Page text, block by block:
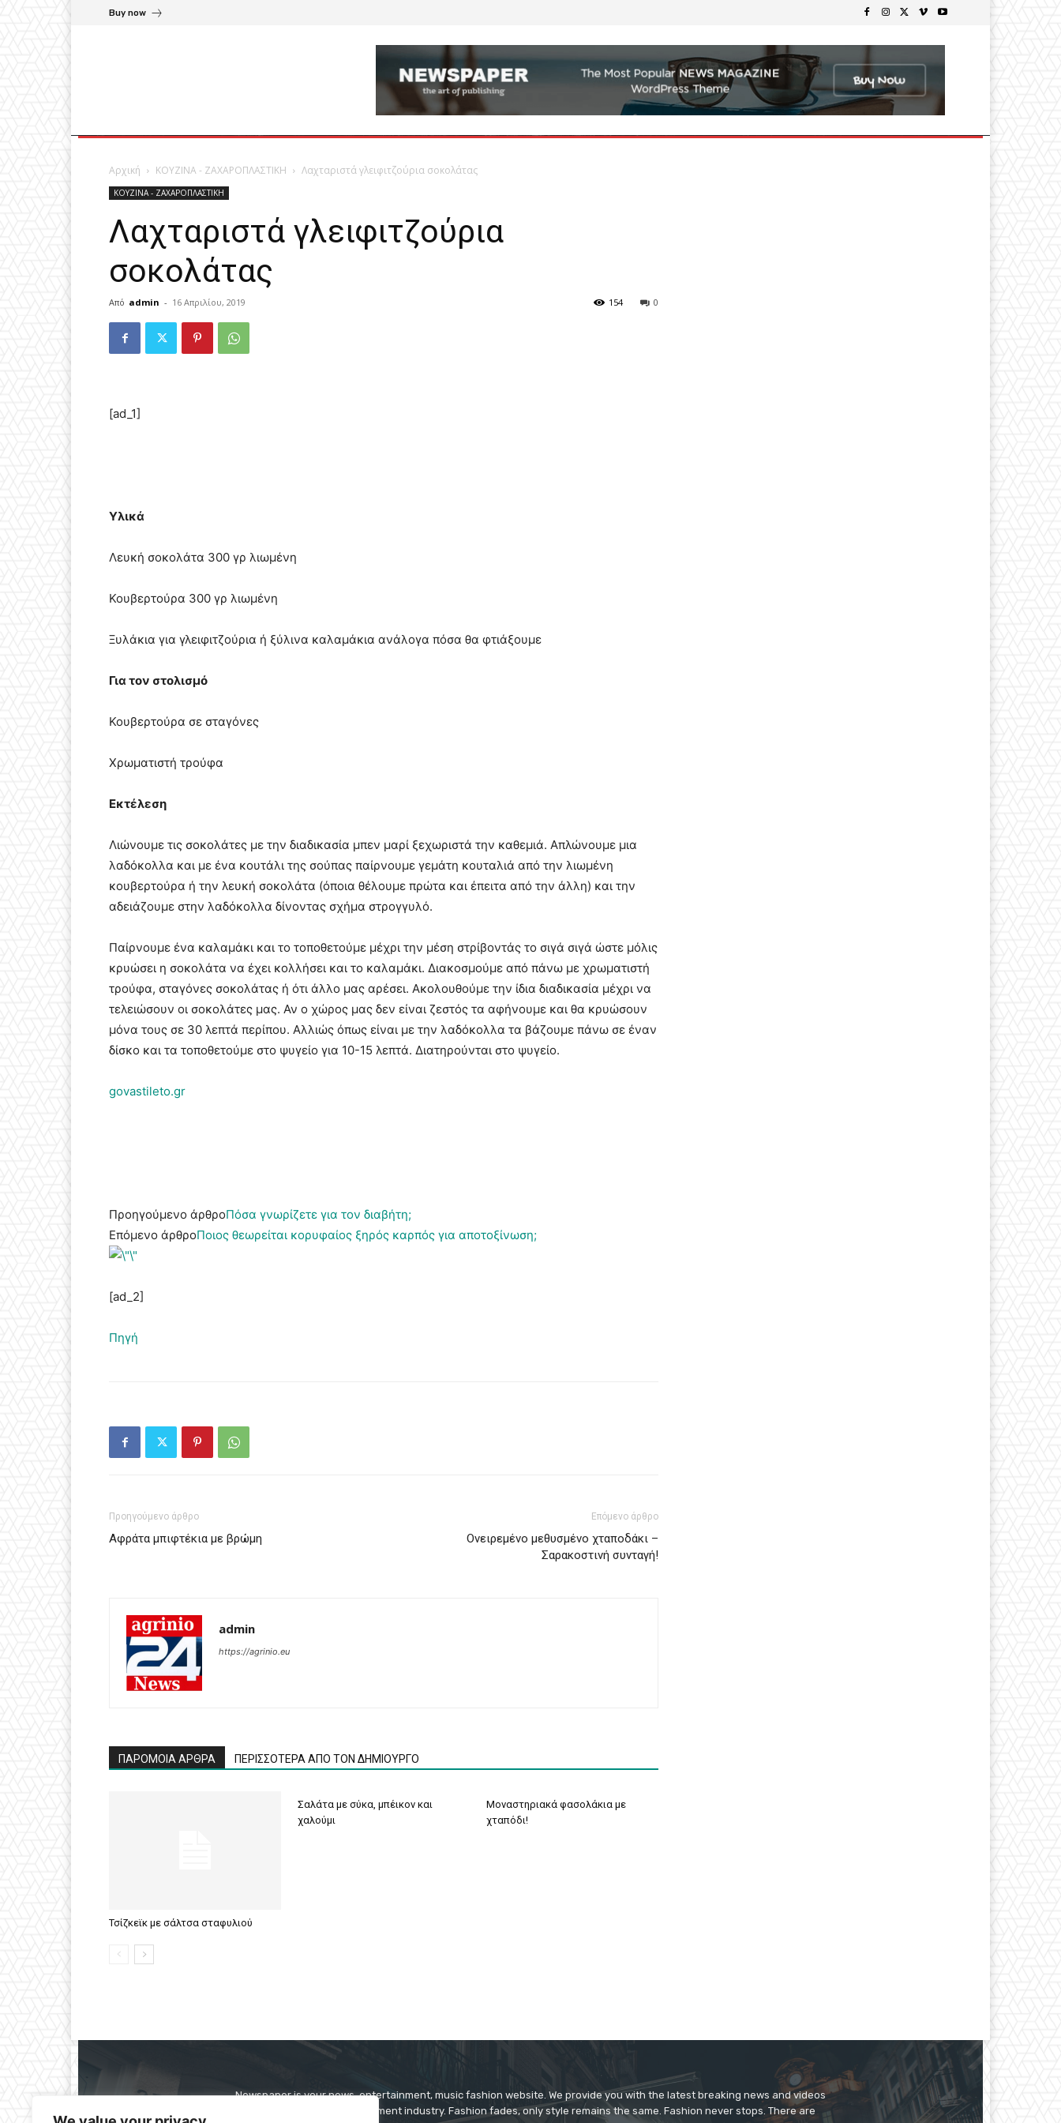
Buy now
Αρχική ΚΟΥΖΙΝΑ - ΖΑΧΑΡΟΠΛΑΣΤΙΚΗ Λαχταριστά γλειφιτζούρια σοκολάτας
ΚΟΥΖΙΝΑ - ΖΑΧΑΡΟΠΛΑΣΤΙΚΗ
Λαχταριστά γλειφιτζούρια
σοκολάτας
Από admin - 16 Απριλίου, 2019 0
154
[ad_1]
Υλικά
Λευκή σοκολάτα 300 γρ λιωμένη
Κουβερτούρα 300 γρ λιωμένη
Ξυλάκια για γλειφιτζούρια ή ξύλινα καλαμάκια ανάλογα πόσα θα φτιάξουμε
Για τον στολισμό
Κουβερτούρα σε σταγόνες
Χρωματιστή τρούφα
Εκτέλεση
Λιώνουμε τις σοκολάτες με την διαδικασία μπεν μαρί ξεχωριστά την καθεμιά. Απλώνουμε μια
λαδόκολλα και με ένα κουτάλι της σούπας παίρνουμε γεμάτη κουταλιά από την λιωμένη
κουβερτούρα ή την λευκή σοκολάτα (όποια θέλουμε πρώτα και έπειτα από την άλλη) και την
αδειάζουμε στην λαδόκολλα δίνοντας σχήμα στρογγυλό.
Παίρνουμε ένα καλαμάκι και το τοποθετούμε μέχρι την μέση στρίβοντάς το σιγά σιγά ώστε μόλις
κρυώσει η σοκολάτα να έχει κολλήσει και το καλαμάκι. Διακοσμούμε από πάνω με χρωματιστή
τρούφα, σταγόνες σοκολάτας ή ότι άλλο μας αρέσει. Ακολουθούμε την ίδια διαδικασία μέχρι να
τελειώσουν οι σοκολάτες μας. Αν ο χώρος μας δεν είναι ζεστός τα αφήνουμε και θα κρυώσουν
μόνα τους σε 30 λεπτά περίπου. Αλλιώς όπως είναι με την λαδόκολλα τα βάζουμε πάνω σε έναν
δίσκο και τα τοποθετούμε στο ψυγείο για 10-15 λεπτά. Διατηρούνται στο ψυγείο.
govastileto.gr
Προηγούμενο άρθροΠόσα γνωρίζετε για τον διαβήτη;
Επόμενο άρθροΠοιος θεωρείται κορυφαίος ξηρός καρπός για αποτοξίνωση;
[ad_2]
Πηγή
Προηγούμενο άρθρο
Αφράτα μπιφτέκια με βρώμη
Επόμενο άρθρο
Ονειρεμένο μεθυσμένο χταποδάκι –
Σαρακοστινή συνταγή!
admin
https://agrinio.eu
ΠΑΡΟΜΟΙΑ ΑΡΘΡΑ ΠΕΡΙΣΣΟΤΕΡΑ ΑΠΟ ΤΟΝ ΔΗΜΙΟΥΡΓΟ
Τσίζκεϊκ με σάλτσα σταφυλιού
Σαλάτα με σύκα, μπέικον και
χαλούμι
Μοναστηριακά φασολάκια με
χταπόδι!
Newspaper is your news, entertainment, music fashion website. We provide you with the latest breaking news and videos
straight from the entertainment industry. Fashion fades, only style remains the same. Fashion never stops. There are